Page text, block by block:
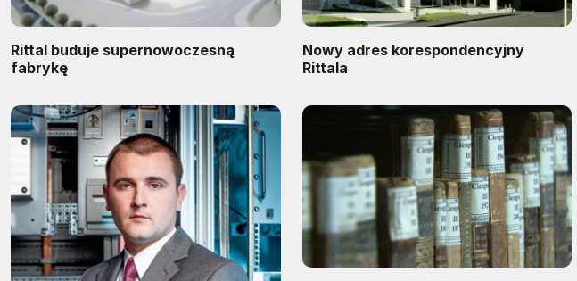
Rittal buduje supernowoczesną
fabrykę
Nowy adres korespondencyjny
Rittala